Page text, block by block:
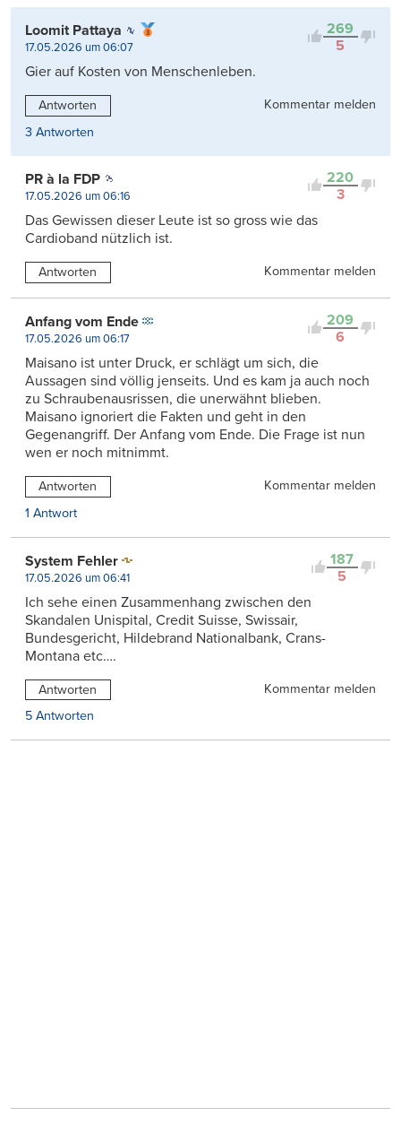
269
5
Loomit Pattaya
17.05.2026 um 06:07
Gier auf Kosten von Menschenleben.
Antworten
Kommentar melden
3 Antworten
220
3
PR à la FDP
17.05.2026 um 06:16
Das Gewissen dieser Leute ist so gross wie das
Cardioband nützlich ist.
Antworten Kommentar melden
209
6
Anfang vom Ende
17.05.2026 um 06:17
Maisano ist unter Druck, er schlägt um sich, die
Aussagen sind völlig jenseits. Und es kam ja auch noch
zu Schraubenausrissen, die unerwähnt blieben.
Maisano ignoriert die Fakten und geht in den
Gegenangriff. Der Anfang vom Ende. Die Frage ist nun
wen er noch mitnimmt.
Antworten
Kommentar melden
1 Antwort
187
5
System Fehler
17.05.2026 um 06:41
Ich sehe einen Zusammenhang zwischen den
Skandalen Unispital, Credit Suisse, Swissair,
Bundesgericht, Hildebrand Nationalbank, Crans-
Montana etc….
Antworten
Kommentar melden
5 Antworten